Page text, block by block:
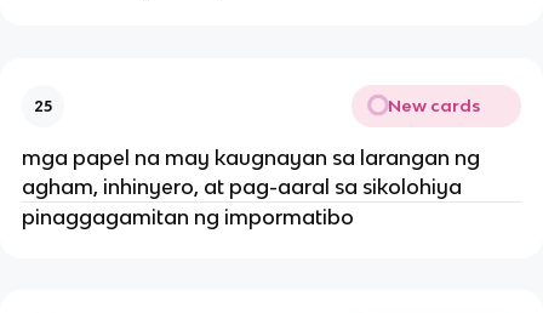
25 New cards
mga papel na may kaugnayan sa larangan ng
agham, inhinyero, at pag-aaral sa sikolohiya
pinaggagamitan ng impormatibo